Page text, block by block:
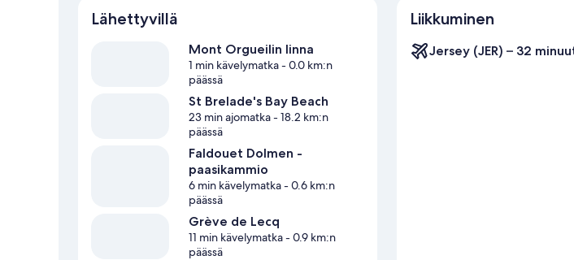
Lähettyvillä
Mont Orgueilin linna
1 min kävelymatka- 0.0 km:n
päässä
St Brelade's Bay Beach
23 min ajomatka- 18.2 km:n
päässä
Faldouet Dolmen -
paasikammio
6 min kävelymatka- 0.6 km:n
päässä
Grève de Lecq
11 min kävelymatka- 0.9 km:n
päässä
Liikkuminen
Jersey (JER) – 32